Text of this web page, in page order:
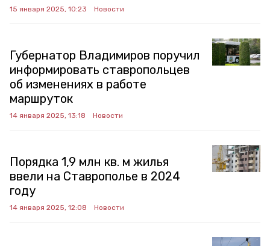
15 января 2025, 10:23 Новости
Губернатор Владимиров поручил
информировать ставропольцев
об изменениях в работе
маршруток
14 января 2025, 13:18 Новости
Порядка 1,9 млн кв. м жилья
ввели на Ставрополье в 2024
году
14 января 2025, 12:08 Новости